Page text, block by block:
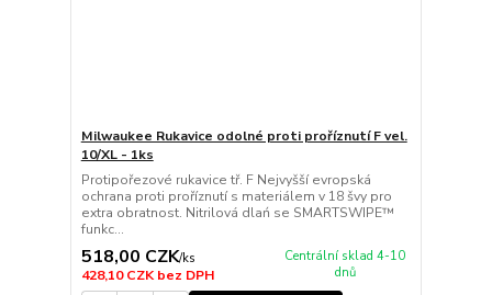
Milwaukee Rukavice odolné proti proříznutí F vel.
10/XL - 1ks
Protipořezové rukavice tř. F Nejvyšší evropská
ochrana proti proříznutí s materiálem v 18 švy pro
extra obratnost. Nitrilová dlań se SMARTSWIPE™
funkc...
518,00 CZK/ks
428,10 CZKbez DPH
Centrální sklad 4-10
dnů